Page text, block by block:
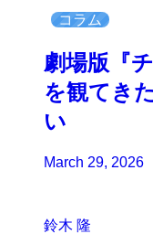
コラム
劇場版『
を観てき
い
March 29, 2026
鈴木 隆